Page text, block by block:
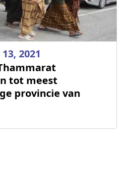
2021
tot meest
provincie van